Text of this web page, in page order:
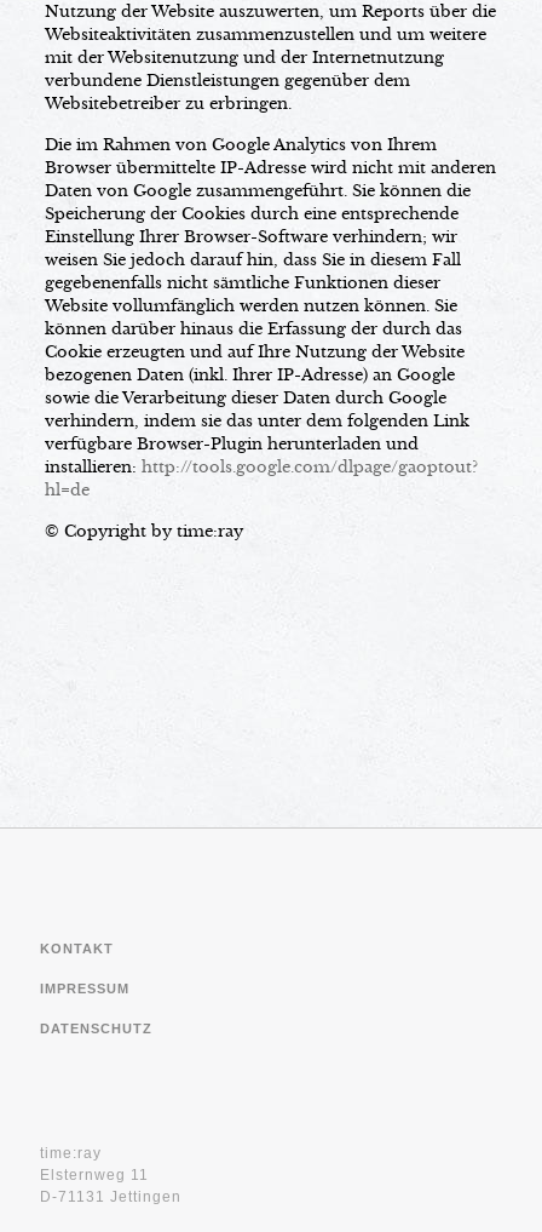
Nutzung der Website auszuwerten, um Reports über die
Websiteaktivitäten zusammenzustellen und um weitere
mit der Websitenutzung und der Internetnutzung
verbundene Dienstleistungen gegenüber dem
Websitebetreiber zu erbringen.
Die im Rahmen von Google Analytics von Ihrem
Browser übermittelte IP-Adresse wird nicht mit anderen
Daten von Google zusammengeführt. Sie können die
Speicherung der Cookies durch eine entsprechende
Einstellung Ihrer Browser-Software verhindern; wir
weisen Sie jedoch darauf hin, dass Sie in diesem Fall
gegebenenfalls nicht sämtliche Funktionen dieser
Website vollumfänglich werden nutzen können. Sie
können darüber hinaus die Erfassung der durch das
Cookie erzeugten und auf Ihre Nutzung der Website
bezogenen Daten (inkl. Ihrer IP-Adresse) an Google
sowie die Verarbeitung dieser Daten durch Google
verhindern, indem sie das unter dem folgenden Link
verfügbare Browser-Plugin herunterladen und
installieren: http://tools.google.com/dlpage/gaoptout?
hl=de
© Copyright by time:ray
KONTAKT
IMPRESSUM
DATENSCHUTZ
time:ray
Elsternweg 11
D-71131 Jettingen